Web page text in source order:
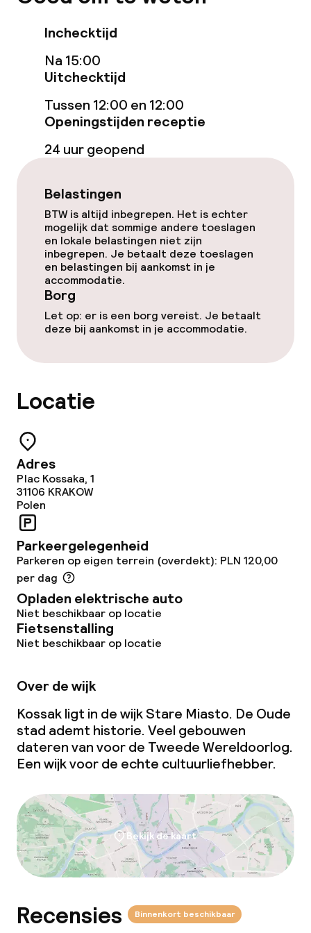
Massage
Fitnessruimte / gym
Entertainment
Gratis wifi
Zonneterras
Eet- en drinkgelegenheden
Restaurant
Eet- en drinkdiensten
Lunchbuffet
Lunch à la carte
Diner à la carte
Diner, vast menu
Roomservice
Speciale dieetopties
Glutenvrije opties
Vegetarische opties
Schoonmaakvoorzieningen
Wasfaciliteiten (wasmachine)
Inchecktijd
Na 15:00
Uitchecktijd
Tussen 12:00 en 12:00
Openingstijden receptie
24 uur geopend
Belastingen
BTW is altijd inbegrepen. Het is echter
mogelijk dat sommige andere toeslagen
en lokale belastingen niet zijn
inbegrepen. Je betaalt deze toeslagen
en belastingen bij aankomst in je
accommodatie.
Borg
Let op: er is een borg vereist. Je betaalt
deze bij aankomst in je accommodatie.
Locatie
Adres
Plac Kossaka, 1
31106 KRAKOW
Polen
Parkeergelegenheid
Parkeren op eigen terrein (overdekt): PLN 120,00
per dag
Opladen elektrische auto
Niet beschikbaar op locatie
Fietsenstalling
Niet beschikbaar op locatie
Over de wijk
Kossak ligt in de wijk Stare Miasto. De Oude
stad ademt historie. Veel gebouwen
dateren van voor de Tweede Wereldoorlog.
Een wijk voor de echte cultuurliefhebber.
Bekijk de kaart
Recensies Binnenkort beschikbaar